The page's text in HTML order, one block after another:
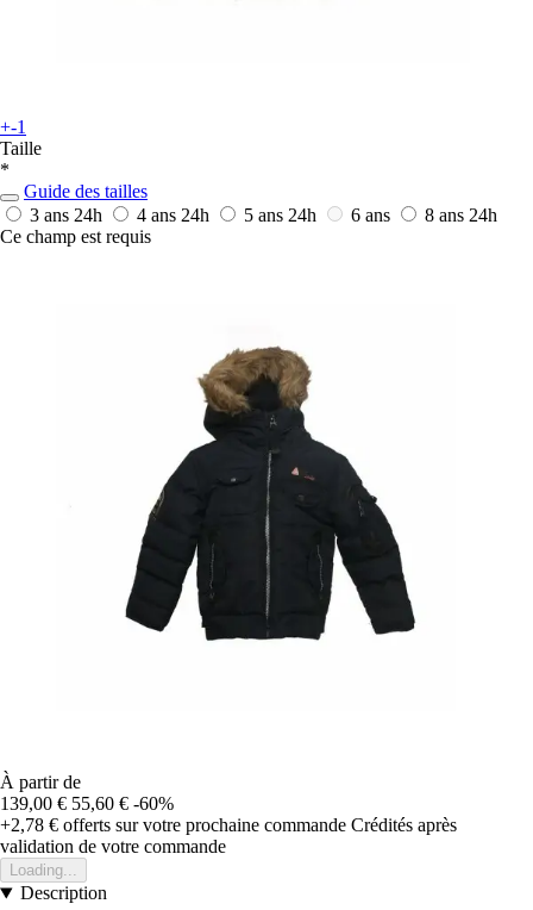
+-1
Taille
*
Guide des tailles
3 ans 24h 4 ans 24h 5 ans 24h 6 ans 8 ans 24h
Ce champ est requis
À partir de
139,00 € 55,60 € -60%
+2,78 € offerts sur votre prochaine commande Crédités après
validation de votre commande
Loading...
Description